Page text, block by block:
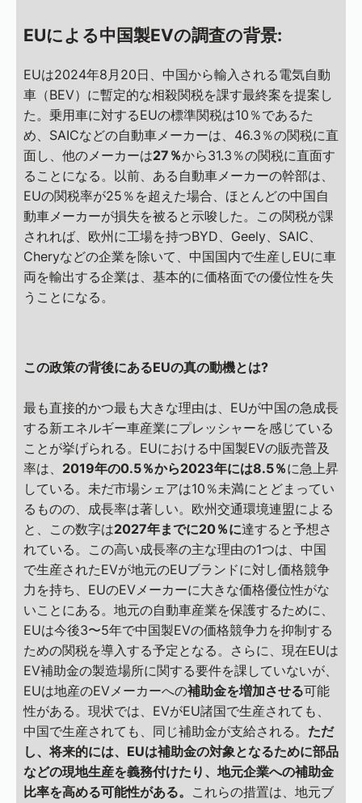
EUによる中国製EVの調査の背景:
EUは2024年8月20日、中国から輸入される電気自動
車（BEV）に暫定的な相殺関税を課す最終案を提案し
た。乗用車に対するEUの標準関税は10％であるた
め、SAICなどの自動車メーカーは、46.3％の関税に直
面し、他のメーカーは27％から31.3％の関税に直面す
ることになる。以前、ある自動車メーカーの幹部は、
EUの関税率が25％を超えた場合、ほとんどの中国自
動車メーカーが損失を被ると示唆した。この関税が課
されれば、欧州に工場を持つBYD、Geely、SAIC、
Cheryなどの企業を除いて、中国国内で生産しEUに車
両を輸出する企業は、基本的に価格面での優位性を失
うことになる。
この政策の背後にあるEUの真の動機とは?
最も直接的かつ最も大きな理由は、EUが中国の急成長
する新エネルギー車産業にプレッシャーを感じている
ことが挙げられる。EUにおける中国製EVの販売普及
率は、 2019年の0.5％から2023年には8.5％に急上昇
している。未だ市場シェアは10％未満にとどまってい
るものの、成長率は著しい。欧州交通環境連盟による
と、この数字は2027年までに20％に達すると予想さ
れている。この高い成長率の主な理由の1つは、中国
で生産されたEVが地元のEUブランドに対し価格競争
力を持ち、EUのEVメーカーに大きな価格優位性がな
いことにある。地元の自動車産業を保護するために、
EUは今後3〜5年で中国製EVの価格競争力を抑制する
ための関税を導入する予定となる。さらに、現在EUは
EV補助金の製造場所に関する要件を課していないが、
EUは地産のEVメーカーへの補助金を増加させる可能
性がある。現状では、EVがEU諸国で生産されても、
中国で生産されても、同じ補助金が支給される。 ただ
し、将来的には、EUは補助金の対象となるために部品
などの現地生産を義務付けたり、地元企業への補助金
比率を高める可能性がある。 これらの措置は、地元ブ